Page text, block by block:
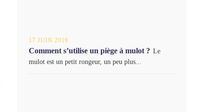
17 JUIN 2019
Comment s’utilise un piège à mulot ? Le
mulot est un petit rongeur, un peu plus...